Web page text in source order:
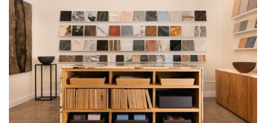
culturali, botteghe artigiane ed in seguito sede del più antico
mercato della città. Percorrendo le vie acciottolate circostanti,
si scoprono gli antichi mestieri Via de’ Giubbonari, per i
fabbricanti di “gipponi”, ovvero corpetti e busti,via dei
Chiavari, il cui nome deriva dalle botteghe di fabbri
specializzati in serrature e chiavi, via dei Balestrari , dal nome
della corporazione dei fabbricanti e venditori di balestre, e via